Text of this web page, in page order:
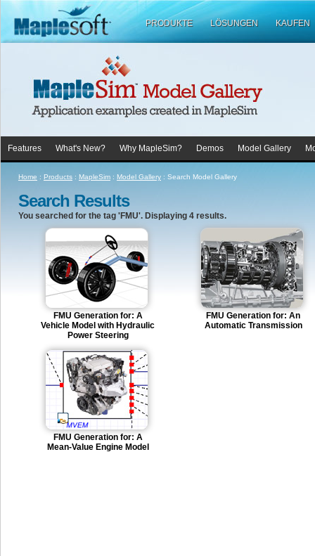
PRODUKTE LÖSUNGEN KAUFEN
Features What's New? Why MapleSim? Demos Model Gallery
Home : Products : MapleSim : Model Gallery : Search Model Gallery
Search Results
You searched for the tag 'FMU'. Displaying 4 results.
FMU Generation for: A
Vehicle Model with Hydraulic
Power Steering
FMU Generation for: An
Automatic Transmission
FMU Generation for: A
Mean-Value Engine Model